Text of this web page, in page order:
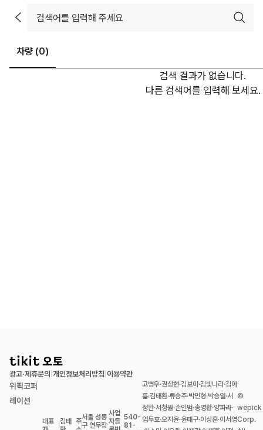
차량 (0)
검색 결과가 없습니다.
다른 검색어를 입력해 보세요.
광고·제휴문의 개인정보처리방침 이용약관
위픽코퍼
레이션
대표
|김태
주|
서울 성동
구 연무장
사업
자등 |
540-
81-
고병우·권상현·김보아·김빛나라·김아
름·김태환·류승주·박민형·박승열·서
정완·서청원·손인범·송영환·양파라·
엄두호·오지윤·윤태구·이상훈·이서영
©
wepick
Corp.